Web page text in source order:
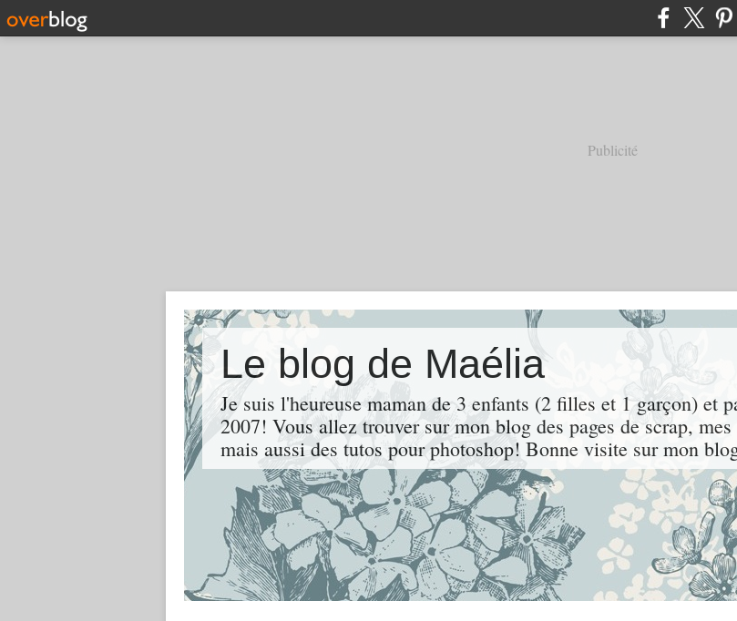
Publicité
Le blog de Maélia
Je suis l'heureuse maman de 3 enfants (2 filles et 1 garçon) et
2007! Vous allez trouver sur mon blog des pages de scrap,
mais aussi des tutos pour photoshop! Bonne visite sur mon